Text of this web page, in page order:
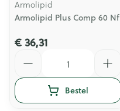
Armolipid
Armolipid Plus Comp 60 Nf
€ 36,31
Bestel